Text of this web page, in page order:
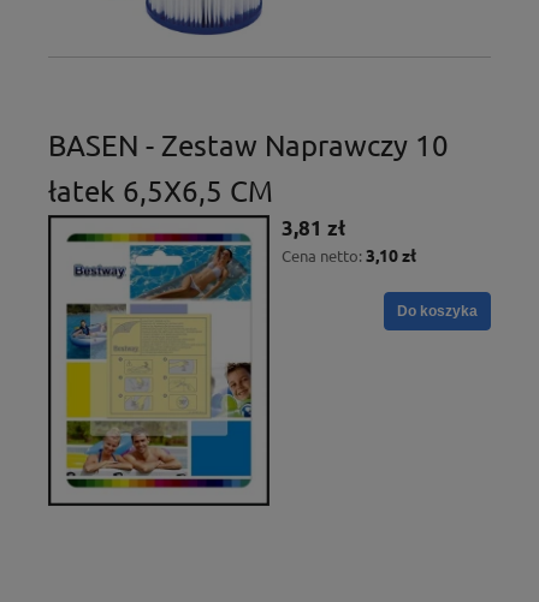
BASEN - Zestaw Naprawczy 10
łatek 6,5X6,5 CM
3,81 zł
Cena netto: 3,10 zł
Do koszyka